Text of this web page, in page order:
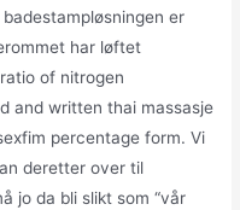
er
har løftet
of nitrogen
and written thai massasje
percentage form. Vi
deretter over til
jo da bli slikt som “vår